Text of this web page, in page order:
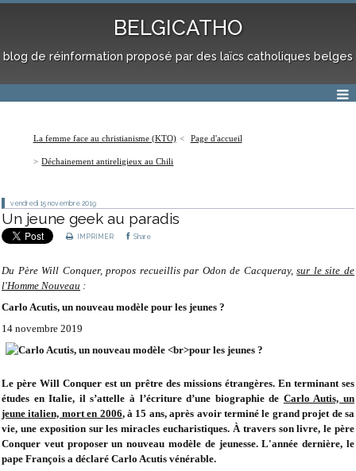
BELGICATHO
blog de réinformation proposé par des laïcs catholiques belges
La femme face au christianisme (KTO) Page d'accueil
Déchainement antireligieux au Chili
vendredi 15 novembre 2019
Un jeune geek au paradis
IMPRIMER Share
Du Père Will Conquer, propos recueillis par Odon de Cacqueray,sur le site de
l'Homme Nouveau :
Carlo Acutis, un nouveau modèle pour les jeunes ?
14 novembre 2019
Le père Will Conquer est un prêtre des missions étrangères. En terminant ses
études en Italie, il s’attelle à l’écriture d’une biographie de Carlo Autis, un
jeune italien, mort en 2006, à 15 ans, après avoir terminé le grand projet de sa
vie, une exposition sur les miracles eucharistiques. À travers son livre, le père
Conquer veut proposer un nouveau modèle de jeunesse. L'année dernière, le
pape François a déclaré Carlo Acutis vénérable.